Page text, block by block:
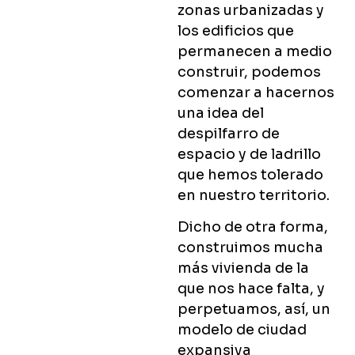
zonas urbanizadas y
los edificios que
permanecen a medio
construir, podemos
comenzar a hacernos
una idea del
despilfarro de
espacio y de ladrillo
que hemos tolerado
en nuestro territorio.
Dicho de otra forma,
construimos mucha
más vivienda de la
que nos hace falta, y
perpetuamos, así, un
modelo de ciudad
expansiva